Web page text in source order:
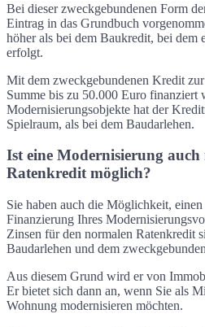
Bei dieser zweckgebundenen Form
Eintrag in das Grundbuch
höher als bei dem Baukredit, bei dem
erfolgt.
Mit dem zweckgebundenen Kredit
Summe bis zu 50.000 Euro finanziert
Modernisierungsobjekte hat der
Spielraum, als bei dem Baudarlehen.
Ist eine Modernisierung
Ratenkredit möglich?
Sie haben auch die Möglichkeit,
Finanzierung Ihres
Zinsen für den normalen Ratenkredit
Baudarlehen und dem
Aus diesem Grund wird er von
Er bietet sich dann an, wenn Sie als
Wohnung modernisieren möchten.